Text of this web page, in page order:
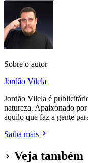
Sobre o autor
Jordão Vilela
Jordão Vilela é
natureza. Apaixonado
aquilo que faz a gente
Saiba mais
Veja também